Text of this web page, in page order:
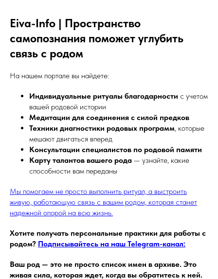
Eiva-Info | Пространство
самопознания поможет углубить
связь с родом
На нашем портале вы найдете:
Индивидуальные ритуалы благодарности с учетом
вашей родовой истории
Медитации для соединения с силой предков
Техники диагностики родовых программ, которые
мешают двигаться вперед
Консультации специалистов по родовой памяти
Карту талантов вашего рода — узнайте, какие
способности вам переданы
Мы помогаем не просто выполнить ритуал, а выстроить
живую, работающую связь с вашим родом, которая станет
надежной опорой на всю жизнь.
Хотите получать персональные практики для работы с
родом? Подписывайтесь на наш Telegram-канал:
Ваш род — это не просто список имен в архиве. Это
живая сила, которая ждет, когда вы обратитесь к ней.